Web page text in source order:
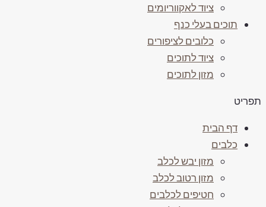
ציוד לאקווריומים
תוכים בעלי כנף
כלובים לציפורים
ציוד לתוכים
מזון לתוכים
דף הבית
כלבים
מזון יבש לכלב
מזון רטוב לכלב
חטיפים לכלבים